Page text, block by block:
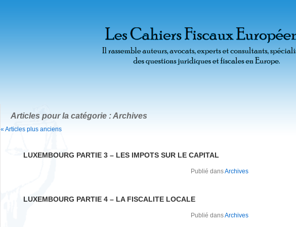
Articles pour la catégorie : Archives
« Articles plus anciens
LUXEMBOURG PARTIE 3 – LES IMPOTS SUR LE CAPITAL
Publié dansArchives
LUXEMBOURG PARTIE 4 – LA FISCALITE LOCALE
Publié dansArchives